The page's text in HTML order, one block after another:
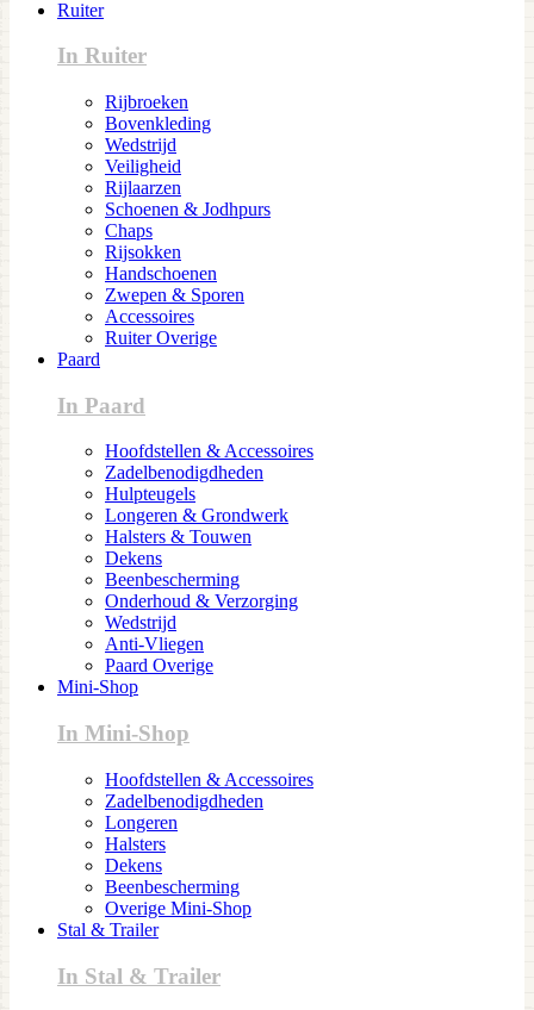
Ruiter
In Ruiter
Rijbroeken
Bovenkleding
Wedstrijd
Veiligheid
Rijlaarzen
Schoenen & Jodhpurs
Chaps
Rijsokken
Handschoenen
Zwepen & Sporen
Accessoires
Ruiter Overige
Paard
In Paard
Hoofdstellen & Accessoires
Zadelbenodigdheden
Hulpteugels
Longeren & Grondwerk
Halsters & Touwen
Dekens
Beenbescherming
Onderhoud & Verzorging
Wedstrijd
Anti-Vliegen
Paard Overige
Mini-Shop
In Mini-Shop
Hoofdstellen & Accessoires
Zadelbenodigdheden
Longeren
Halsters
Dekens
Beenbescherming
Overige Mini-Shop
Stal & Trailer
In Stal & Trailer